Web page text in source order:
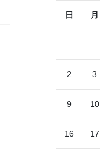
日 月
2 3
9 10
16 17